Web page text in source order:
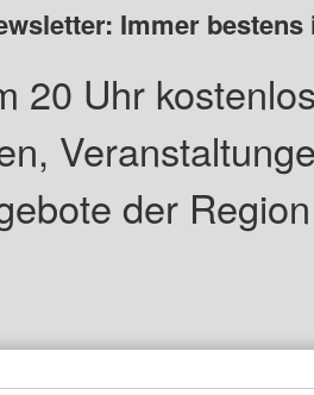
Immer
20 Uhr
der